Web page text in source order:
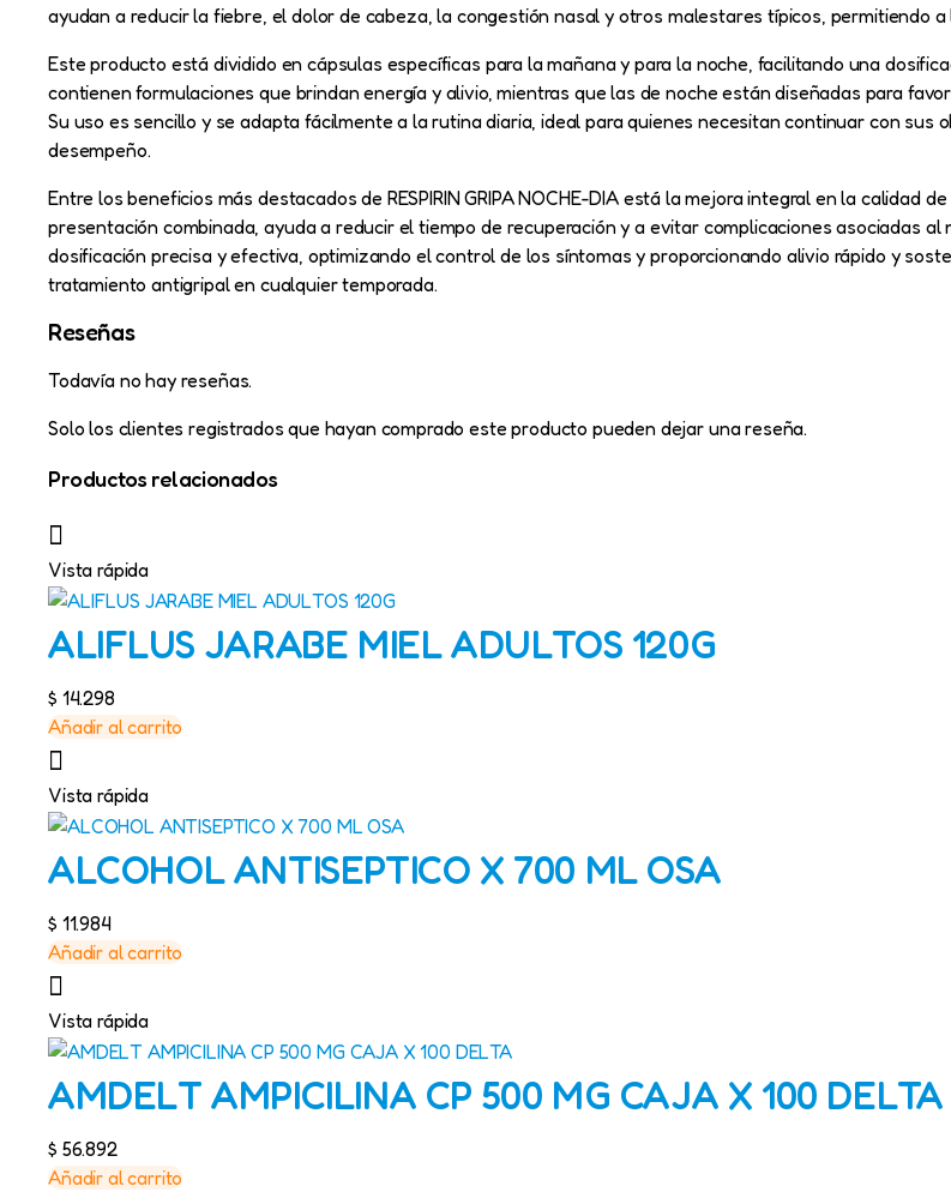
ayudan a reducir la fiebre, el dolor de cabeza, la congestión nasal y otros malestares típicos, permitiendo
Este producto está dividido en cápsulas específicas para la mañana y para la noche, facilitando una
contienen formulaciones que brindan energía y alivio, mientras que las de noche están diseñadas para
Su uso es sencillo y se adapta fácilmente a la rutina diaria, ideal para quienes necesitan continuar con
desempeño.
Entre los beneficios más destacados de RESPIRIN GRIPA NOCHE-DIA está la mejora integral en la
presentación combinada, ayuda a reducir el tiempo de recuperación y a evitar complicaciones asociadas
dosificación precisa y efectiva, optimizando el control de los síntomas y proporcionando alivio rápido y
tratamiento antigripal en cualquier temporada.
Reseñas
Todavía no hay reseñas.
Solo los clientes registrados que hayan comprado este producto pueden dejar una reseña.
Productos relacionados
Vista rápida
ALIFLUS JARABE MIEL ADULTOS 120G
$ 14.298
Añadir al carrito
Vista rápida
ALCOHOL ANTISEPTICO X 700 ML OSA
$ 11.984
Añadir al carrito
Vista rápida
AMDELT AMPICILINA CP 500 MG CAJA X 100 DELTA
$ 56.892
Añadir al carrito